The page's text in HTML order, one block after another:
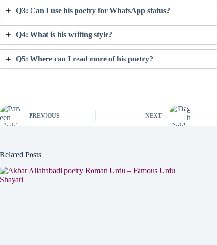
Q3: Can I use his poetry for WhatsApp status?
Q4: What is his writing style?
Q5: Where can I read more of his poetry?
PREVIOUS NEXT
Related Posts